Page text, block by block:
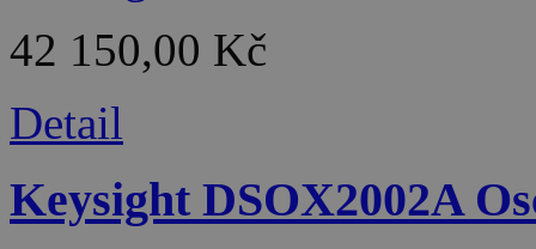
42 150,00 Kč
Detail
Keysight DSOX2002A